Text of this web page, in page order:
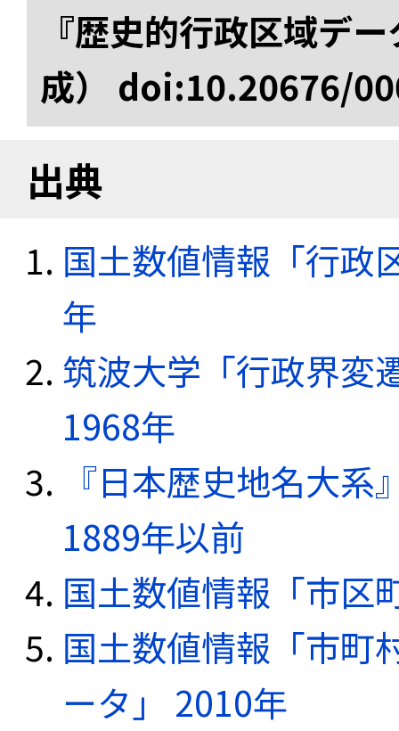
『歴史的行政区域デ
成） doi:10.20676/
出典
国土数値情報「行政
年
筑波大学「行政界変
1968年
『日本歴史地名大
1889年以前
国土数値情報「市区
国土数値情報「市町
ータ」 2010年